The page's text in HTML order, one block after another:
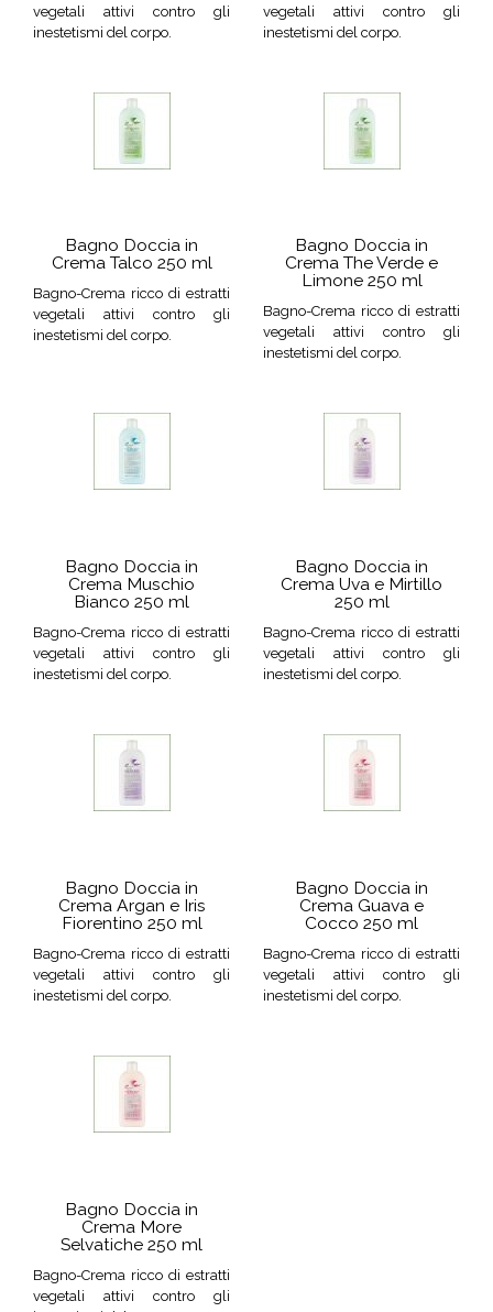
vegetali attivi contro gli
inestetismi del corpo.
vegetali attivi contro gli
inestetismi del corpo.
Bagno Doccia in
Crema Talco 250 ml
Bagno-Crema ricco di estratti
vegetali attivi contro gli
inestetismi del corpo.
Bagno Doccia in
Crema The Verde e
Limone 250 ml
Bagno-Crema ricco di estratti
vegetali attivi contro gli
inestetismi del corpo.
Bagno Doccia in
Crema Muschio
Bianco 250 ml
Bagno-Crema ricco di estratti
vegetali attivi contro gli
inestetismi del corpo.
Bagno Doccia in
Crema Uva e Mirtillo
250 ml
Bagno-Crema ricco di estratti
vegetali attivi contro gli
inestetismi del corpo.
Bagno Doccia in
Crema Argan e Iris
Fiorentino 250 ml
Bagno-Crema ricco di estratti
vegetali attivi contro gli
inestetismi del corpo.
Bagno Doccia in
Crema Guava e
Cocco 250 ml
Bagno-Crema ricco di estratti
vegetali attivi contro gli
inestetismi del corpo.
Bagno Doccia in
Crema More
Selvatiche 250 ml
Bagno-Crema ricco di estratti
vegetali attivi contro gli